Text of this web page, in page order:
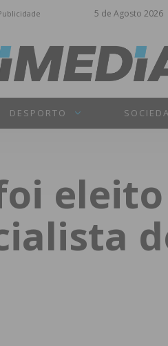
5 de Agosto 2026
DESPORTO